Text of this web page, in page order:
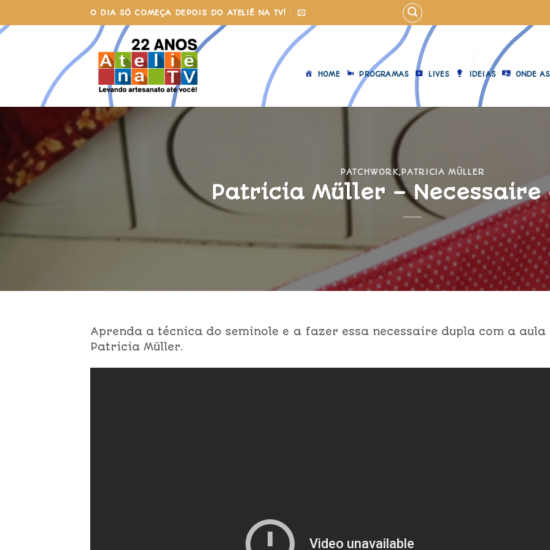
to
content
O DIA SÓ COMEÇA DEPOIS DO ATELIÊ NA TV!
HOME PROGRAMAS LIVES IDEIAS ONDE
PATCHWORK,PATRICIA MÜLLER
Patricia Müller – Necessaire
Aprenda a técnica do seminole e a fazer essa necessaire dupla com a aula
Patricia Müller.